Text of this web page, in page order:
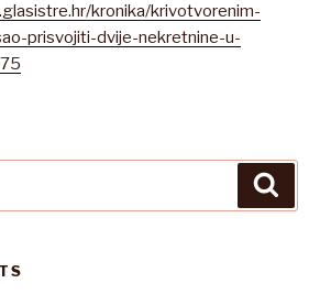
kronika/krivotvorenim-
prisvojiti-dvije-nekretnine-u-